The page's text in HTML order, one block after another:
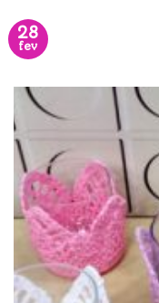
28
fev